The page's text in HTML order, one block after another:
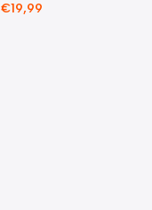
€19,99